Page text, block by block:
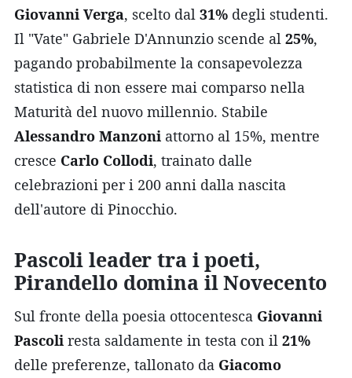
Giovanni Verga, scelto dal 31% degli studenti.
Il "Vate" Gabriele D'Annunzio scende al 25%,
pagando probabilmente la consapevolezza
statistica di non essere mai comparso nella
Maturità del nuovo millennio. Stabile
Alessandro Manzoni attorno al 15%, mentre
cresce Carlo Collodi, trainato dalle
celebrazioni per i 200 anni dalla nascita
dell'autore di Pinocchio.
Pascoli leader tra i poeti,
Pirandello domina il Novecento
Sul fronte della poesia ottocentesca Giovanni
Pascoli resta saldamente in testa con il 21%
delle preferenze, tallonato da Giacomo